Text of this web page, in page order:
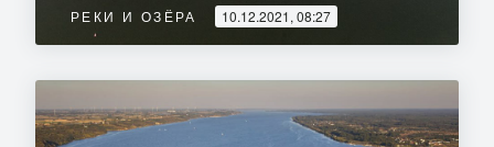
РЕКИ И ОЗЁРА 10.12.2021, 08:27